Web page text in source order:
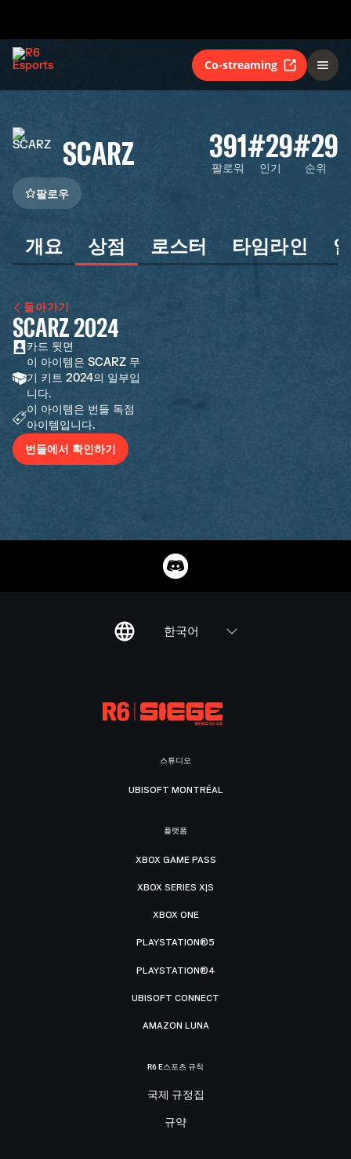
Co-streaming
SCARZ 391
팔로워
#29
인기
#29
순위
팔로우
개요 상점 로스터 타임라인
돌아가기
SCARZ 2024
카드 뒷면
이 아이템은 SCARZ 무
기 키트 2024의 일부입
니다.
이 아이템은 번들 독점
아이템입니다.
번들에서 확인하기
한국어
스튜디오
UBISOFT MONTRÉAL
플랫폼
XBOX GAME PASS
XBOX SERIES X|S
XBOX ONE
PLAYSTATION®5
PLAYSTATION®4
UBISOFT CONNECT
AMAZON LUNA
R6 E스포츠 규칙
국제 규정집
규약